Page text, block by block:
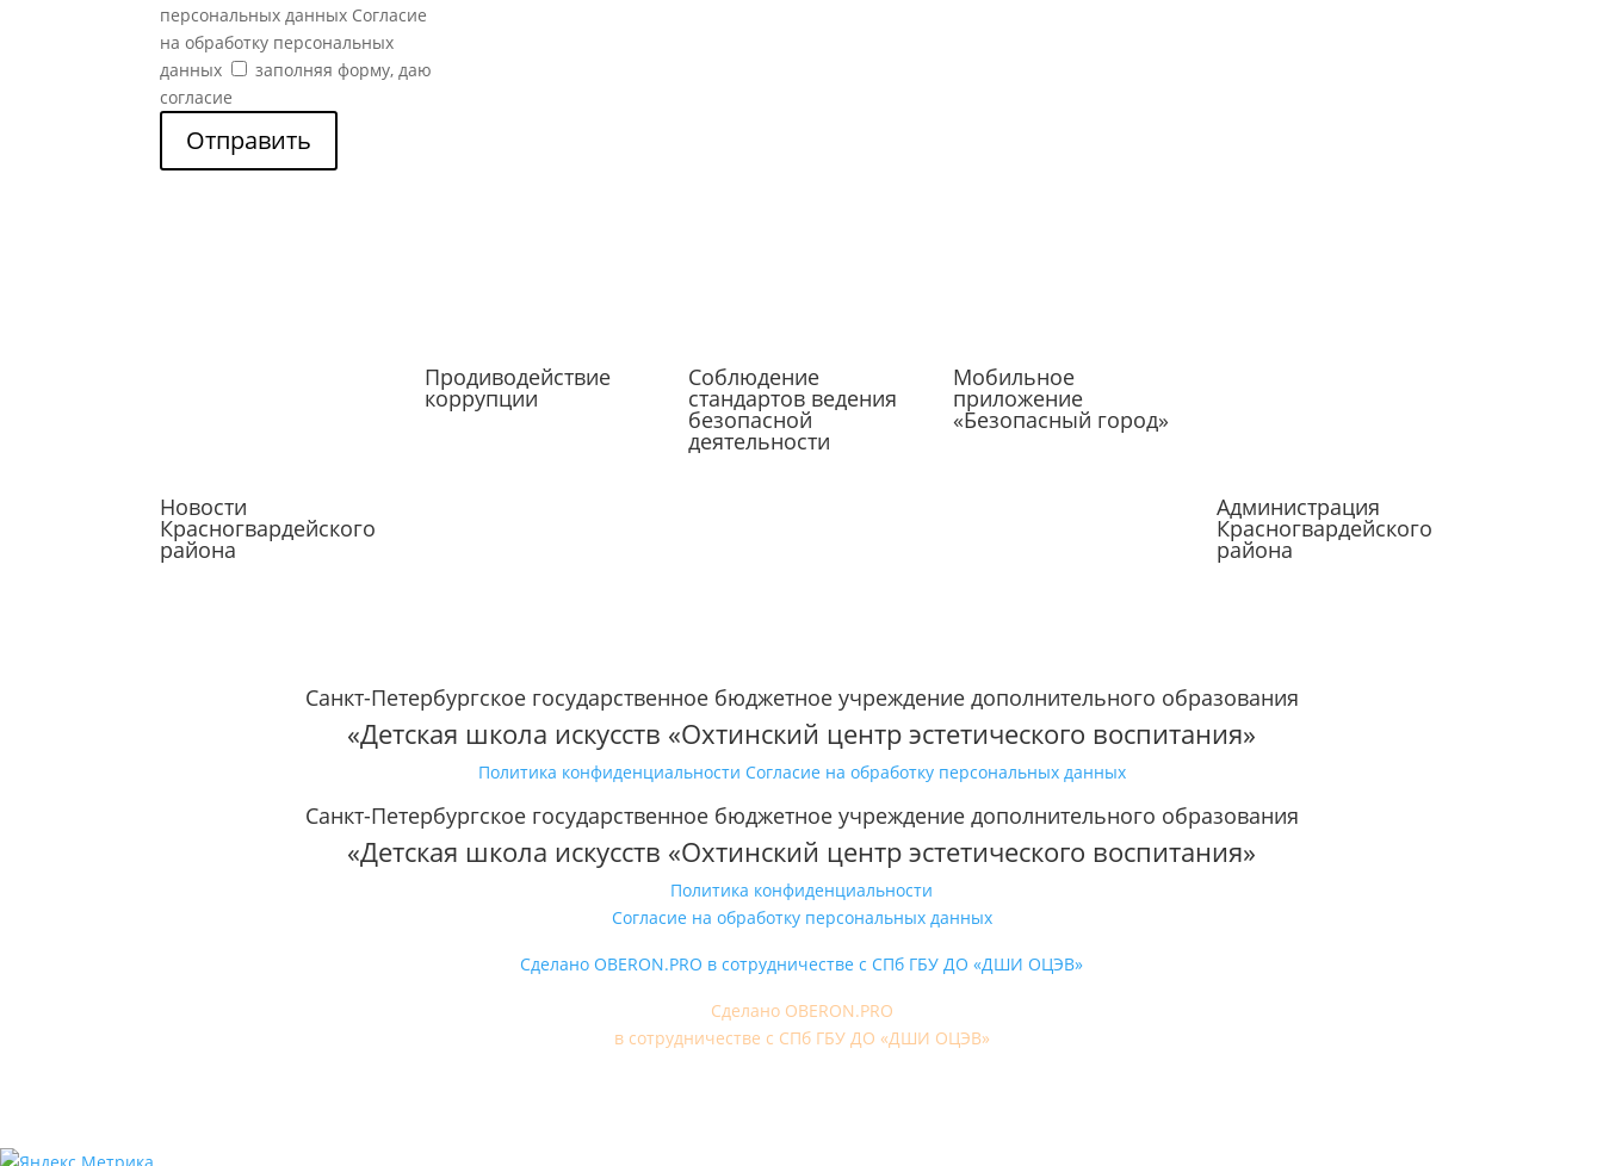
персональных данных Согласие
на обработку персональных
данных
заполняя форму, даю
согласие
Отправить
Новости
Красногвардейского
района
Продиводействие
коррупции
Соблюдение
стандартов ведения
безопасной
деятельности
Мобильное
приложение
«Безопасный город»
Администрация
Красногвардейского
района
Санкт-Петербургское государственное бюджетное учреждение дополнительного образования
«Детская школа искусств «Охтинский центр эстетического воспитания»
Политика конфиденциальности Согласие на обработку персональных данных
Санкт-Петербургское государственное бюджетное учреждение дополнительного образования
«Детская школа искусств «Охтинский центр эстетического воспитания»
Политика конфиденциальности
Согласие на обработку персональных данных
Сделано OBERON.PRO в сотрудничестве с СПб ГБУ ДО «ДШИ ОЦЭВ»
Сделано OBERON.PRO
в сотрудничестве с СПб ГБУ ДО «ДШИ ОЦЭВ»